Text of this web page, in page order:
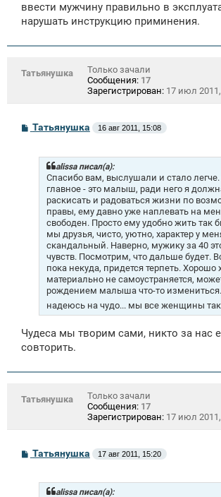
ввести мужчину правильно в
нарушать инструкцию приминения.
Татьянушка
Только зачали
Сообщения: 17
Зарегистрирован: 17 июл
СТатьянушка 16 авг 2011, 15:08
alissa писал(а):
Спасибо вам, выслушали и стало
главное - это малыш, ради него я
раскисать и радоваться жизни по
правы, ему давно уже наплевать на
свободен. Просто ему удобно жить так
мы друзья, чисто, уютно, характер у
скандальный. Наверно, мужику за 40
чувств. Посмотрим, что дальше будет.
пока некуда, придется терпеть. Хорошо
материально не самоустраняется,
рождением малыша что-то
надеюсь на чудо... мы все женщины
Чудеса мы творим сами, никто за нас
совторить.
Татьянушка
Только зачали
Сообщения: 17
Зарегистрирован: 17 июл
С
о
Татьянушка 17 авг 2011, 15:20
alissa писал(а):